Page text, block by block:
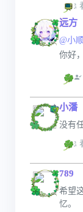
远方
@小顺
你好
小潘
没有
789
希望
忆。